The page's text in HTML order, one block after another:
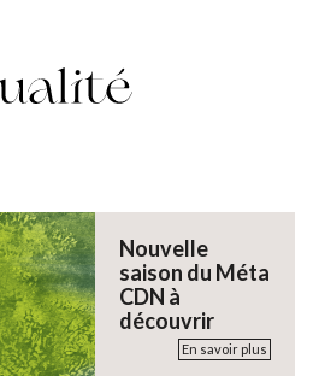
Nouvelle
saison du Méta
CDN à
découvrir
En savoir plus